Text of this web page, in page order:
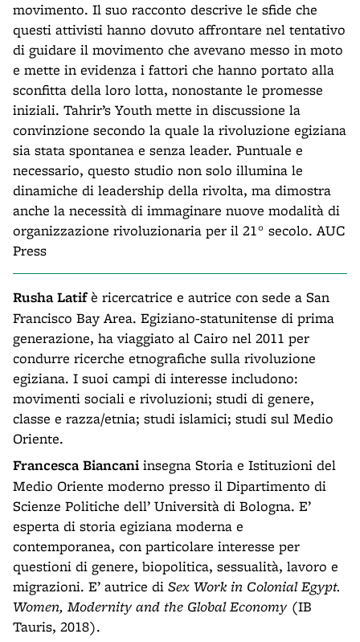
movimento. Il suo racconto descrive le sfide che
questi attivisti hanno dovuto affrontare nel tentativo
di guidare il movimento che avevano messo in moto
e mette in evidenza i fattori che hanno portato alla
sconfitta della loro lotta, nonostante le promesse
iniziali. Tahrir’s Youth mette in discussione la
convinzione secondo la quale la rivoluzione egiziana
sia stata spontanea e senza leader. Puntuale e
necessario, questo studio non solo illumina le
dinamiche di leadership della rivolta, ma dimostra
anche la necessità di immaginare nuove modalità di
organizzazione rivoluzionaria per il 21° secolo. AUC
Press
Rusha Latifè ricercatrice e autrice con sede a San
Francisco Bay Area. Egiziano-statunitense di prima
generazione, ha viaggiato al Cairo nel 2011 per
condurre ricerche etnografiche sulla rivoluzione
egiziana. I suoi campi di interesse includono:
movimenti sociali e rivoluzioni; studi di genere,
classe e razza/etnia; studi islamici; studi sul Medio
Oriente.
Francesca Biancani insegna Storia e Istituzioni del
Medio Oriente moderno presso il Dipartimento di
Scienze Politiche dell’ Università di Bologna. E’
esperta di storia egiziana moderna e
contemporanea, con particolare interesse per
questioni di genere, biopolitica, sessualità, lavoro e
migrazioni. E’ autrice di Sex Work in Colonial Egypt.
Women, Modernity and the Global Economy (IB
Tauris, 2018).